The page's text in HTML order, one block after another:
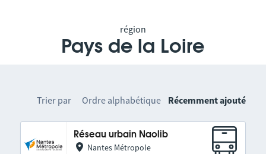
région
Pays de la Loire
Trier par Ordre alphabétique Récemment ajouté
Réseau urbain Naolib
Nantes Métropole